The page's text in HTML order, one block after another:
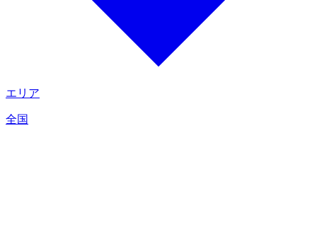
エリア
全国